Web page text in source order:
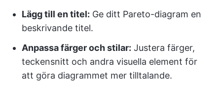
Lägg till en titel: Ge ditt Pareto-diagram en
beskrivande titel.
Anpassa färger och stilar: Justera färger,
teckensnitt och andra visuella element för
att göra diagrammet mer tilltalande.